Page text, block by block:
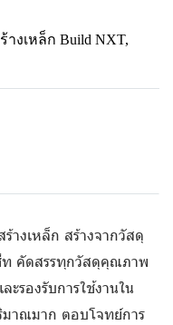
างเหล็ก Build NXT,
ร้างเหล็ก สร้างจากวัสดุ
ท คัดสรรทุกวัสดุคุณภาพ
รองรับการใช้งานใน
มาณมาก ตอบโจทย์การ